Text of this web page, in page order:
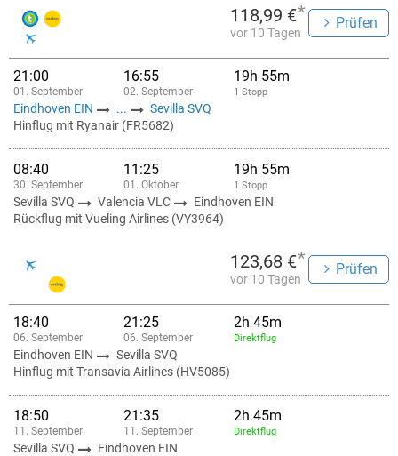
118,99 €*
vor 10 Tagen
Prüfen
21:00
01. September
16:55
02. September
19h 55m
1 Stopp
Eindhoven EIN ...
Sevilla SVQ
Hinflug mit Ryanair (FR5682)
08:40
30. September
11:25
01. Oktober
19h 55m
1 Stopp
Sevilla SVQ Valencia VLC
Eindhoven EIN
Rückflug mit Vueling Airlines (VY3964)
123,68 €*
vor 10 Tagen
Prüfen
18:40
06. September
21:25
06. September
2h 45m
Direktflug
Eindhoven EIN
Sevilla SVQ
Hinflug mit Transavia Airlines (HV5085)
18:50
11. September
21:35
11. September
2h 45m
Direktflug
Sevilla SVQ
Eindhoven EIN